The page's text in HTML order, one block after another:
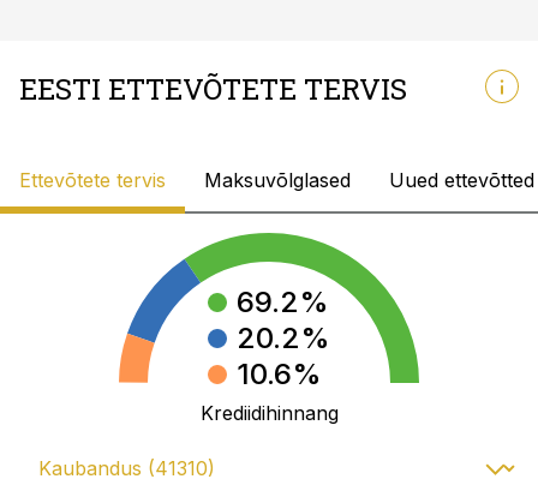
EESTI ETTEVÕTETE TERVIS
Ettevõtete tervis Maksuvõlglased Uued ettevõtted
69.2%
20.2%
10.6%
Krediidihinnang